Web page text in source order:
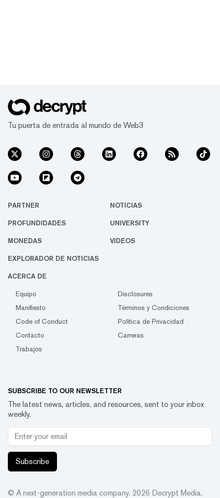
Tu puerta de entrada al mundo de Web3
PARTNER NOTICIAS
PROFUNDIDADES UNIVERSITY
MONEDAS VIDEOS
EXPLORADOR DE NOTICIAS
ACERCA DE
Equipo
Disclosures
Manifiesto
Términos y Condiciones
Code of Conduct
Política de Privacidad
Contacto
Carreras
Trabajos
SUBSCRIBE TO OUR NEWSLETTER
The latest news, articles, and resources, sent to your inbox
weekly.
Subscribe
© A next-generation media company. 2026 Decrypt Media,